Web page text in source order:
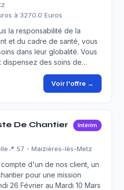
à 3270.0 Euros
la responsabilité de la
et du cadre de santé, vous
dans leur globalité. Vous
des soins de…
Voir l'offre →
De Chantier
Intérim
📍 57 - Maizières-lès-Metz
d'un de nos client, un
pour une mission
26 Février au Mardi 10 Mars